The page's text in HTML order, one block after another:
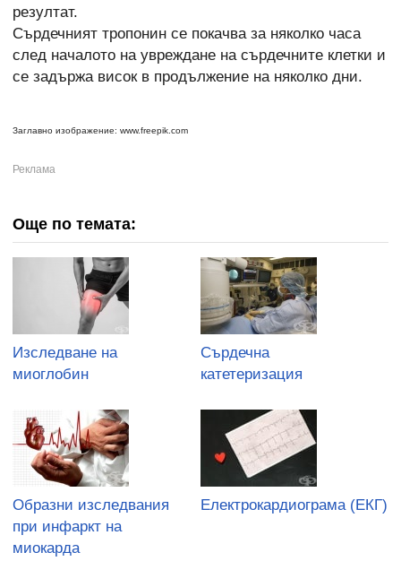
резултат.
Сърдечният тропонин се покачва за няколко часа
след началото на увреждане на сърдечните клетки и
се задържа висок в продължение на няколко дни.
Заглавно изображение: www.freepik.com
Още по темата:
Изследване на
миоглобин
Сърдечна
катетеризация
Образни изследвания
при инфаркт на
миокарда
Електрокардиограма (ЕКГ)